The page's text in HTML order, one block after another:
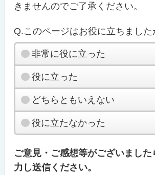
きませんのでご了承ください。
Q.このページはお役に立ちました
非常に役に立った
役に立った
どちらともいえない
役に立たなかった
ご意見・ご感想等がございました
力し送信ください。